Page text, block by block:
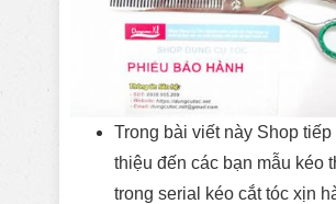
Trong bài viết này Shop
thiệu đến các bạn mẫu kéo
trong serial kéo cắt tóc xịn